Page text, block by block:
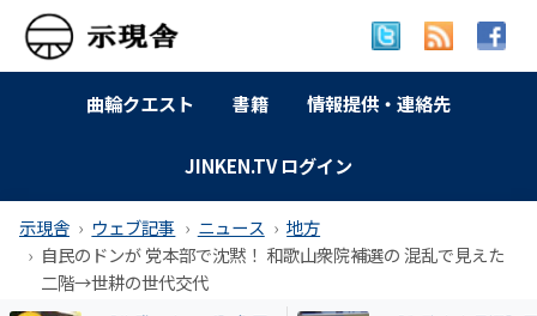
曲輪クエスト 書籍 情報提供・連絡先
JINKEN.TV ログイン
示現舎 ウェブ記事 ニュース
地方
自民のドンが 党本部で沈黙！ 和歌山衆院補選の 混乱で見えた
二階→世耕の世代交代